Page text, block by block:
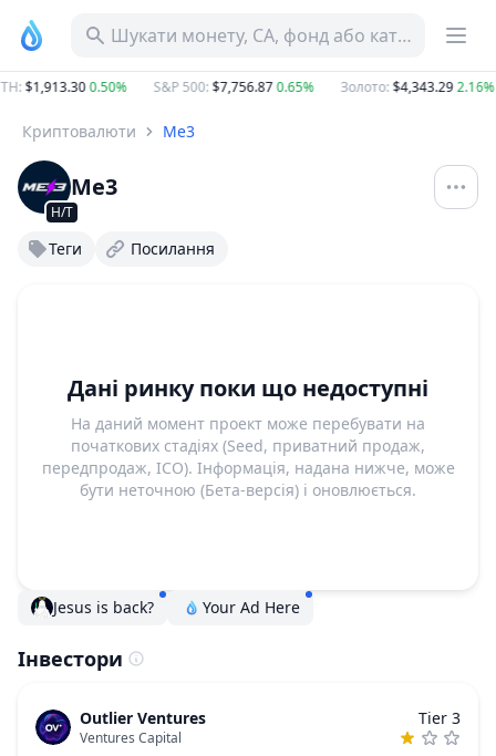
Шукати монету, CA, фонд або категорію
:$1,913.300.50% S&P 500:$7,756.870.65% Золото:$4,343.292.16%
Криптовалюти Me3
Н/Т
Me3
Теги Посилання
Дані ринку поки що недоступні
На даний момент проект може перебувати на
початкових стадіях (Seed, приватний продаж,
передпродаж, ICO). Інформація, надана нижче, може
бути неточною (Бета-версія) і оновлюється.
Jesus is back? Your Ad Here
Інвестори
Outlier Ventures
Ventures Capital
Tier 3